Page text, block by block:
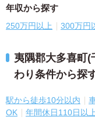
年収から探す
250万円以上 300万円
夷隅郡大多喜町(
わり条件から探
駅から徒歩10分以内
OK
年間休日110日以